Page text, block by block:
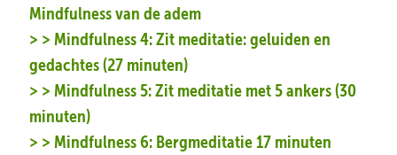
Mindfulness van de adem
> > Mindfulness 4: Zit meditatie: geluiden en
gedachtes (27 minuten)
> > Mindfulness 5: Zit meditatie met 5 ankers (30
minuten)
> > Mindfulness 6: Bergmeditatie 17 minuten